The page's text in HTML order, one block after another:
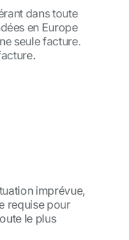
dans toute
en Europe
seule facture.
imprévue,
requise pour
le plus